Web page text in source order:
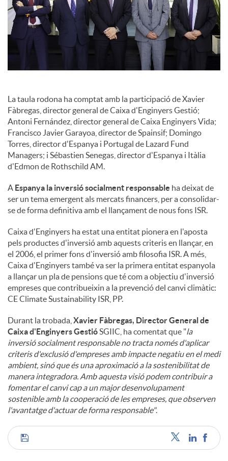
La taula rodona ha comptat amb la participació de Xavier
Fàbregas, director general de Caixa d'Enginyers Gestió;
Antoni Fernández, director general de Caixa Enginyers Vida;
Francisco Javier Garayoa, director de Spainsif; Domingo
Torres, director d'Espanya i Portugal de Lazard Fund
Managers; i Sébastien Senegas, director d'Espanya i Itàlia
d'Edmon de Rothschild AM.
A Espanya la inversió socialment responsable ha deixat de
ser un tema emergent als mercats financers, per a consolidar-
se de forma definitiva amb el llançament de nous fons ISR.
Caixa d'Enginyers ha estat una entitat pionera en l'aposta
pels productes d'inversió amb aquests criteris en llançar, en
el 2006, el primer fons d'inversió amb filosofia ISR. A més,
Caixa d'Enginyers també va ser la primera entitat espanyola
a llançar un pla de pensions que té com a objectiu d'inversió
empreses que contribueixin a la prevenció del canvi climàtic:
CE Climate Sustainability ISR, PP.
Durant la trobada, Xavier Fàbregas, Director General de
Caixa d'Enginyers GestióSGIIC, ha comentat que "la
inversió socialment responsable no tracta només d'aplicar
criteris d'exclusió d'empreses amb impacte negatiu en el medi
ambient, sinó que és una aproximació a la sostenibilitat de
manera integradora. Amb aquesta visió podem contribuir a
fomentar el canvi cap a un major desenvolupament
sostenible amb la cooperació de les empreses, que observen
l'avantatge d'actuar de forma responsable".
C